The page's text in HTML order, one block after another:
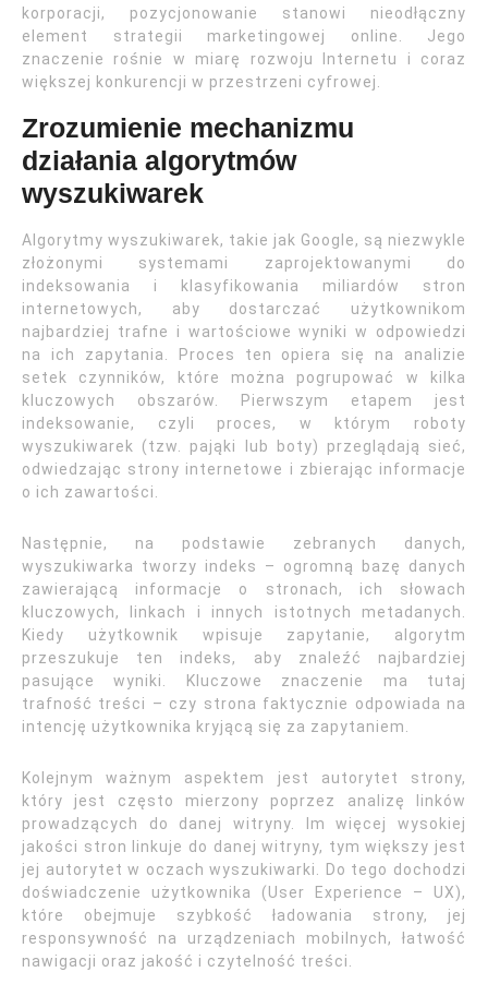
korporacji, pozycjonowanie stanowi nieodłączny
element strategii marketingowej online. Jego
znaczenie rośnie w miarę rozwoju Internetu i coraz
większej konkurencji w przestrzeni cyfrowej.
Zrozumienie mechanizmu
działania algorytmów
wyszukiwarek
Algorytmy wyszukiwarek, takie jak Google, są niezwykle
złożonymi systemami zaprojektowanymi do
indeksowania i klasyfikowania miliardów stron
internetowych, aby dostarczać użytkownikom
najbardziej trafne i wartościowe wyniki w odpowiedzi
na ich zapytania. Proces ten opiera się na analizie
setek czynników, które można pogrupować w kilka
kluczowych obszarów. Pierwszym etapem jest
indeksowanie, czyli proces, w którym roboty
wyszukiwarek (tzw. pająki lub boty) przeglądają sieć,
odwiedzając strony internetowe i zbierając informacje
o ich zawartości.
Następnie, na podstawie zebranych danych,
wyszukiwarka tworzy indeks – ogromną bazę danych
zawierającą informacje o stronach, ich słowach
kluczowych, linkach i innych istotnych metadanych.
Kiedy użytkownik wpisuje zapytanie, algorytm
przeszukuje ten indeks, aby znaleźć najbardziej
pasujące wyniki. Kluczowe znaczenie ma tutaj
trafność treści – czy strona faktycznie odpowiada na
intencję użytkownika kryjącą się za zapytaniem.
Kolejnym ważnym aspektem jest autorytet strony,
który jest często mierzony poprzez analizę linków
prowadzących do danej witryny. Im więcej wysokiej
jakości stron linkuje do danej witryny, tym większy jest
jej autorytet w oczach wyszukiwarki. Do tego dochodzi
doświadczenie użytkownika (User Experience – UX),
które obejmuje szybkość ładowania strony, jej
responsywność na urządzeniach mobilnych, łatwość
nawigacji oraz jakość i czytelność treści.